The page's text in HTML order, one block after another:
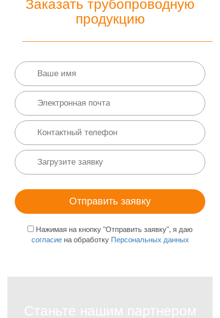
Заказать трубопроводную
продукцию
Нажимая на кнопку "Отправить заявку", я даю
согласиена обработку Персональных данных